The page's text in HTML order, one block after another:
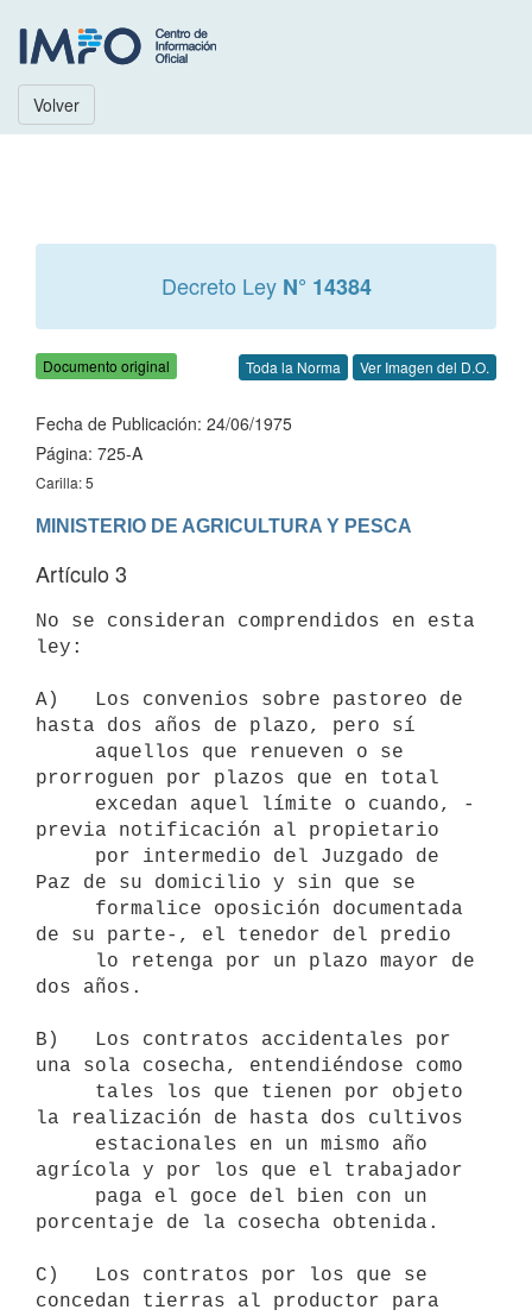
Volver
Decreto Ley N° 14384
Documento original Toda la Norma Ver Imagen del D.O.
Fecha de Publicación: 24/06/1975
Página: 725-A
Carilla: 5
MINISTERIO DE AGRICULTURA Y PESCA
Artículo 3
No se consideran comprendidos en esta
ley:
A)   Los convenios sobre pastoreo de
hasta dos años de plazo, pero sí
prorroguen por plazos que en total
previa notificación al propietario
Paz de su domicilio y sin que se
de su parte-, el tenedor del predio
dos años.
B)   Los contratos accidentales por
una sola cosecha, entendiéndose como
la realización de hasta dos cultivos
agrícola y por los que el trabajador
porcentaje de la cosecha obtenida.
C)   Los contratos por los que se
concedan tierras al productor para